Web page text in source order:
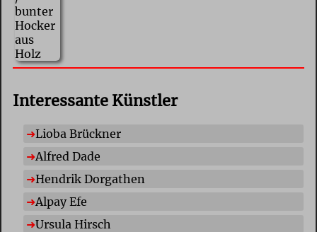
Interessante Künstler
Lioba Brückner
Alfred Dade
Hendrik Dorgathen
Alpay Efe
Ursula Hirsch